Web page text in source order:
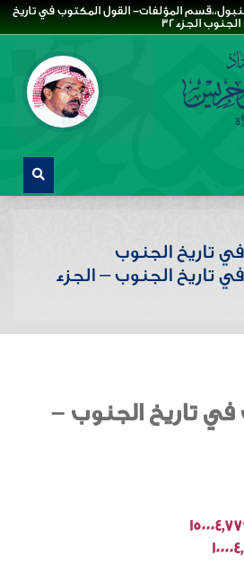
المؤلفات- القول المكتوب في تاريخ
الجنوب الجزء32
تاريخ الجنوب
تاريخ الجنوب – الجزء
في تاريخ الجنوب –